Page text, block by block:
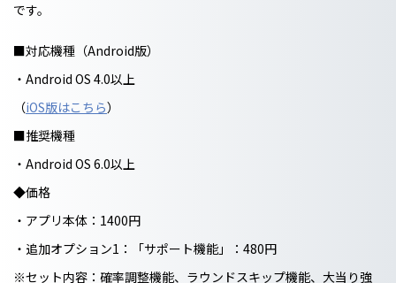
です。
■対応機種（Android版）
・Android OS 4.0以上
（iOS版はこちら）
■推奨機種
・Android OS 6.0以上
◆価格
・アプリ本体：1400円
・追加オプション1：「サポート機能」：480円
※セット内容：確率調整機能、ラウンドスキップ機能、大当り強